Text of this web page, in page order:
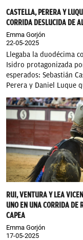
CASTELLA, PERERA Y
CORRIDA DESLUCIDA DE
Emma Gorjón
22-05-2025
Llegaba la duodécima
Isidro protagonizada
esperados: Sebastián
Perera y Daniel Luque
RUI, VENTURA Y LEA
UNO EN UNA CORRIDA DE
CAPEA
Emma Gorjón
17-05-2025